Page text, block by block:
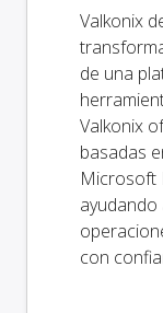
Valkonix
de una
Valkonix
basadas
Microsoft
con